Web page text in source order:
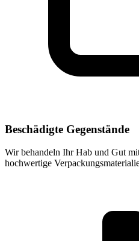
Beschädigte Gegenstände
Wir behandeln Ihr Hab und Gut
hochwertige